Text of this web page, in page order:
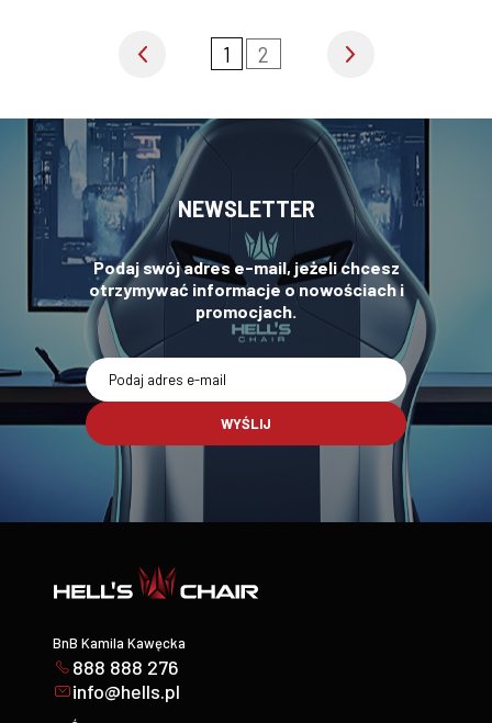
1 2
NEWSLETTER
Podaj swój adres e-mail, jeżeli chcesz
otrzymywać informacje o nowościach i
promocjach.
WYŚLIJ
BnB Kamila Kawęcka
888 888 276
info@hells.pl